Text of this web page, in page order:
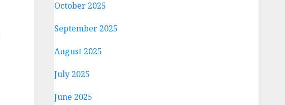
October 2025
September 2025
August 2025
July 2025
June 2025